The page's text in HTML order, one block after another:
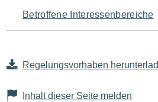
den
Seiteninhalt
Betroffene Interessenbereiche
Regelungsvorhaben
Inhalt dieser Seite melden